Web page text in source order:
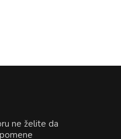
ne želite da